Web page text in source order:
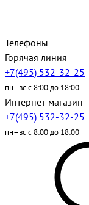
Телефоны
Горячая линия
+7(495) 532-32-25
пн–вс с 8:00 до 18:00
Интернет-магазин
+7(495) 532-32-25
пн–вс с 8:00 до 18:00